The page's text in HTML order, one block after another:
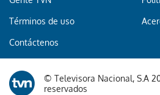
Términos de uso
Contáctenos
© Televisora Nacional, S.A
reservados